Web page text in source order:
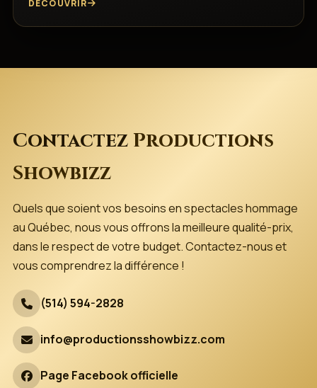
DÉCOUVRIR
Contactez Productions
Showbizz
Quels que soient vos besoins en spectacles hommage
au Québec, nous vous offrons la meilleure qualité-prix,
dans le respect de votre budget. Contactez-nous et
vous comprendrez la différence !
(514) 594-2828
info@productionsshowbizz.com
Page Facebook officielle